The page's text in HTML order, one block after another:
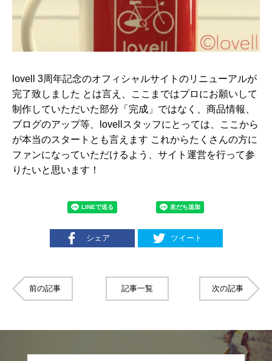
lovell 3周年記念のオフィシャルサイトのリニューアルが
完了致しました とは言え、ここまではプロにお願いして
制作していただいた部分「完成」ではなく、商品情報、
ブログのアップ等、lovellスタッフにとっては、ここから
が本当のスタートとも言えます これからたくさんの方に
ファンになっていただけるよう、サイト運営を行って参
りたいと思います！
シェア ツイート
前の記事 記事一覧 次の記事